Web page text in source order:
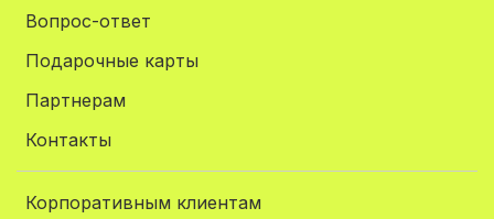
Вопрос-ответ
Подарочные карты
Партнерам
Контакты
Корпоративным клиентам